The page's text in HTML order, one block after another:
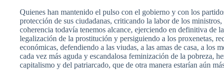
Quienes han mantenido el pulso con el gobierno y con los
protección de sus ciudadanas, criticando la labor de los
coherencia todavía tenemos alcance, ejerciendo en definitiva de
legalización de la prostitución y persiguiendo a los proxenetas,
económicas, defendiendo a las viudas, a las amas de casa, a los
cada vez más aguda y escandalosa feminización de la pobreza,
capitalismo y del patriarcado, que de otra manera estarían aún